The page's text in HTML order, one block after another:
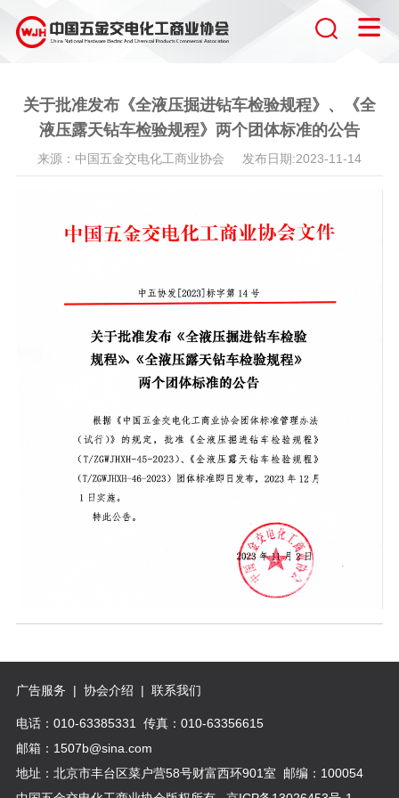
关于批准发布《全液压掘进钻车检验规程》、《全
液压露天钻车检验规程》两个团体标准的公告
来源：中国五金交电化工商业协会 发布日期:2023-11-14
广告服务 | 协会介绍 | 联系我们
电话：010-63385331 传真：010-63356615
邮箱：1507b@sina.com
地址：北京市丰台区菜户营58号财富西环901室 邮编：100054